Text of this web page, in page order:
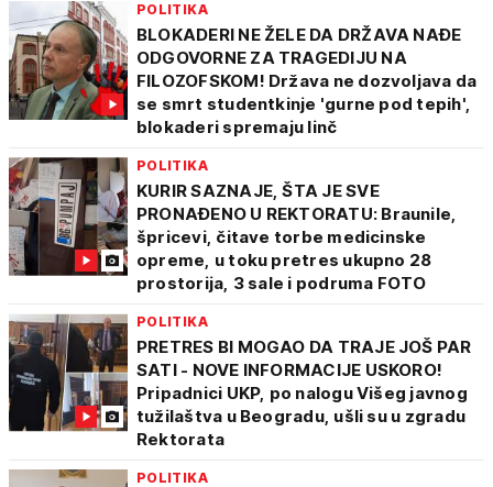
POLITIKA
BLOKADERI NE ŽELE DA DRŽAVA NAĐE
ODGOVORNE ZA TRAGEDIJU NA
FILOZOFSKOM! Država ne dozvoljava da
se smrt studentkinje 'gurne pod tepih',
blokaderi spremaju linč
POLITIKA
KURIR SAZNAJE, ŠTA JE SVE
PRONAĐENO U REKTORATU: Braunile,
špricevi, čitave torbe medicinske
opreme, u toku pretres ukupno 28
prostorija, 3 sale i podruma FOTO
POLITIKA
PRETRES BI MOGAO DA TRAJE JOŠ PAR
SATI - NOVE INFORMACIJE USKORO!
Pripadnici UKP, po nalogu Višeg javnog
tužilaštva u Beogradu, ušli su u zgradu
Rektorata
POLITIKA